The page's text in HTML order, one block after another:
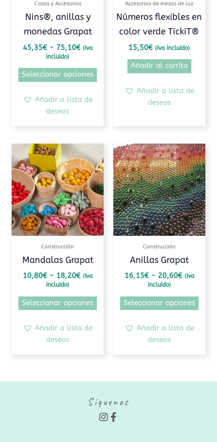
Casas y Accesorios
Nins®, anillas y
monedas Grapat
45,35€ - 75,10€ (Iva
incluido)
Seleccionar opciones
producto
Añadir a lista de
deseos
Accesorios de mesas de luz
Números flexibles en
color verde TickiT®
15,50€ (Iva incluido)
Añadir al carrito
Añadir a lista de
deseos
Construcción
Mandalas Grapat
10,80€ - 18,20€
de
precios:
desde
10,80€
hasta
18,20€
(Iva
incluido)
Seleccionar opciones
producto
tiene
múltiples
variantes.
Las
opciones
se
producto
Añadir a lista de
deseos
Construcción
Anillas Grapat
16,15€ - 20,60€
Rango
de
precios:
desde
16,15€
hasta
20,60€
(Iva
incluido)
Seleccionar opciones
Este
tiene
Las
se
Añadir a lista de
deseos
Síguenos
I
n
F
a